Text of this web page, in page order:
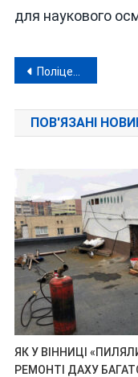
для наукового
Навігація
записів
Поліцейські у Немирів не взяли 400 доларів хабаря у нетверезого водія
ПОВ'ЯЗАНІ
ЯК У ВІННИЦІ
РЕМОНТІ ДАХУ